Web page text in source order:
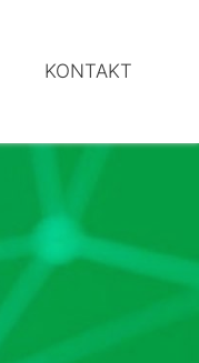
KONTAKT